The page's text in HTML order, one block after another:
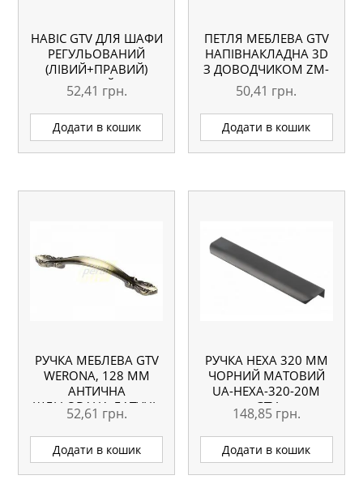
НАВІС GTV ДЛЯ ШАФИ
РЕГУЛЬОВАНИЙ
(ЛІВИЙ+ПРАВИЙ)
БІЛИЙ
52,41 грн.
Додати в кошик
ПЕТЛЯ МЕБЛЕВА GTV
НАПІВНАКЛАДНА 3D
З ДОВОДЧИКОМ ZM-
DCHC08-3DBEO
50,41 грн.
Додати в кошик
РУЧКА МЕБЛЕВА GTV
WERONA, 128 ММ
АНТИЧНА
ШЛІФОВАНА ЛАТУНЬ
52,61 грн.
Додати в кошик
РУЧКА HEXA 320 ММ
ЧОРНИЙ МАТОВИЙ
UA-HEXA-320-20M
GTV
148,85 грн.
Додати в кошик